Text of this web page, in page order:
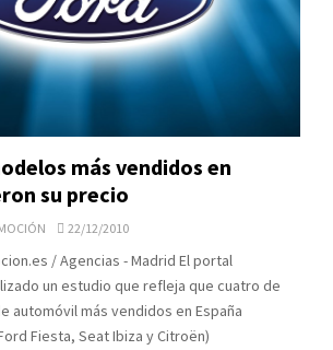
más vendidos en
su precio
22/12/2010
/ Agencias - Madrid El portal
un estudio que refleja que cuatro de
automóvil más vendidos en España
Fiesta, Seat Ibiza y Citroën)